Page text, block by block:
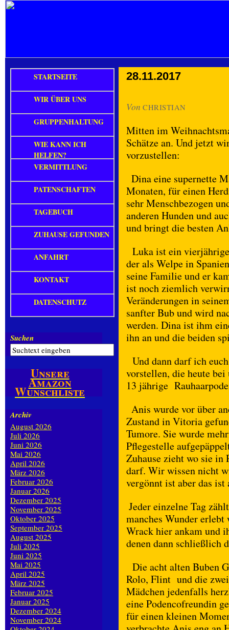
28.11.2017
Von CHRISTIAN
Mitten im
Schätze an. Und jetzt
vorzustellen:
Dina eine supernette
Monaten, für einen
sehr Menschbezogen
anderen Hunden und
und bringt die besten
Luka ist ein
der als Welpe in
seine Familie und er
ist noch ziemlich
Veränderungen in
sanfter Bub und wird
werden. Dina ist ihm
ihn an und die beiden
Und dann darf ich
vorstellen, die heute
13 jährige
Anis wurde vor über
Zustand in Vitoria
Tumore. Sie wurde
Pflegestelle
Zuhause zieht wo sie in
darf. Wir wissen nicht
vergönnt ist aber das
Jeder einzelne Tag
manches Wunder
Wrack hier ankam und
denen dann schließlich
Die acht alten Buben
Rolo, Flint und die zwei
Mädchen jedenfalls
eine Podencofreundin
für einen kleinen
STARTSEITE
WIR ÜBER UNS
GRUPPENHALTUNG
WIE KANN ICH
HELFEN?
VERMITTLUNG
PATENSCHAFTEN
TAGEBUCH
ZUHAUSE GEFUNDEN
ANFAHRT
KONTAKT
DATENSCHUTZ
Suchen
Unsere
Amazon
Wunschliste
Archiv
August 2026
Juli 2026
Juni 2026
Mai 2026
April 2026
März 2026
Februar 2026
Januar 2026
Dezember 2025
November 2025
Oktober 2025
September 2025
August 2025
Juli 2025
Juni 2025
Mai 2025
April 2025
März 2025
Februar 2025
Januar 2025
Dezember 2024
November 2024